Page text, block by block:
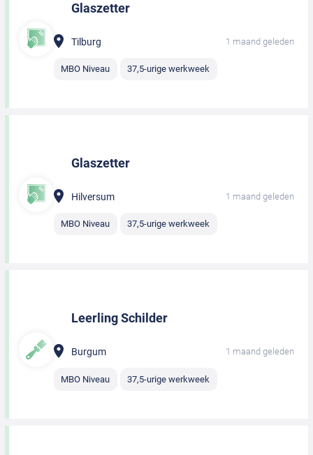
Glaszetter
Tilburg 1 maand geleden
MBO Niveau 37,5-urige werkweek
Glaszetter
Hilversum 1 maand geleden
MBO Niveau 37,5-urige werkweek
Leerling Schilder
Burgum 1 maand geleden
MBO Niveau 37,5-urige werkweek